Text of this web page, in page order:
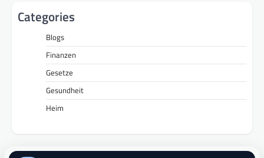
Categories
Blogs
Finanzen
Gesetze
Gesundheit
Heim